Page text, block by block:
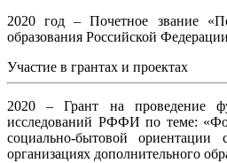
2020 год – Почетное звание
образования Российской
Участие в грантах и проектах
2020 – Грант на проведение
исследований РФФИ по теме:
социально-бытовой ориентации
организациях дополнительного